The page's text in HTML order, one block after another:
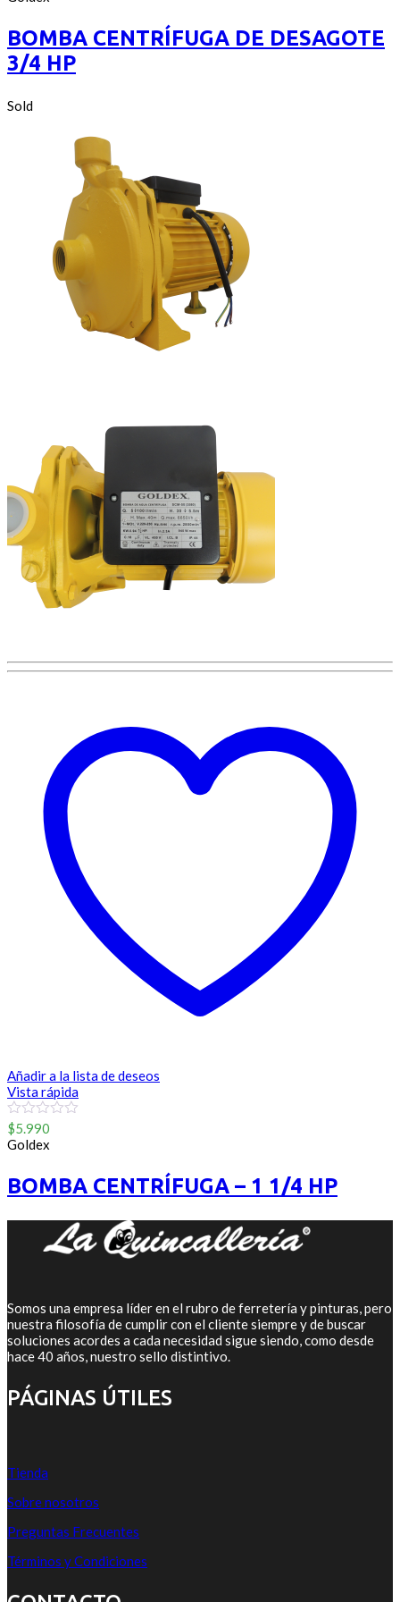
of
BOMBA CENTRÍFUGA DE DESAGOTE
3/4 HP
Sold
Añadir a la lista de deseos
Vista rápida
0
out
of
$5.990
Goldex
BOMBA CENTRÍFUGA – 1 1/4 HP
Somos una empresa líder en el rubro de ferretería y pinturas, pero
nuestra filosofía de cumplir con el cliente siempre y de buscar
soluciones acordes a cada necesidad sigue siendo, como desde
hace 40 años, nuestro sello distintivo.
PÁGINAS ÚTILES
Tienda
Sobre nosotros
Preguntas Frecuentes
Términos y Condiciones